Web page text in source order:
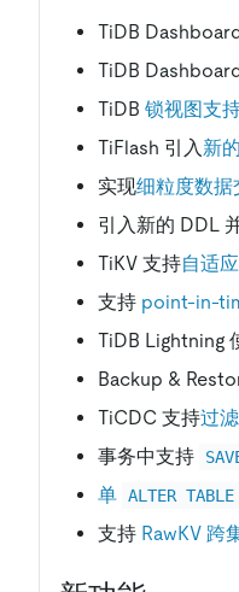
TiDB
TiDB
TiDB 锁视图支
TiFlash 引入新
实现细粒度数
引入新的 DDL
TiKV 支持自适
支持 point-in-
TiDB Lightning
Backup &
TiCDC 支持过
事务中支持
单 ALTER TABLE
支持 RawKV 跨